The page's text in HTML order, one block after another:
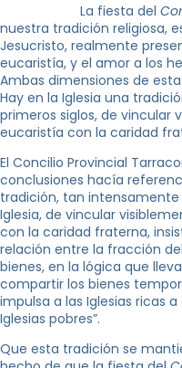
La fiesta del
nuestra tradición religiosa,
Jesucristo, realmente
eucaristía, y el amor a los
Ambas dimensiones de
Hay en la Iglesia una
primeros siglos, de vincular
eucaristía con la caridad
El Concilio Provincial
conclusiones hacía
tradición, tan intensamente
Iglesia, de vincular
con la caridad fraterna,
relación entre la fracción
bienes, en la lógica que lleva
compartir los bienes
impulsa a las Iglesias ricas
Iglesias pobres”.
Que esta tradición se